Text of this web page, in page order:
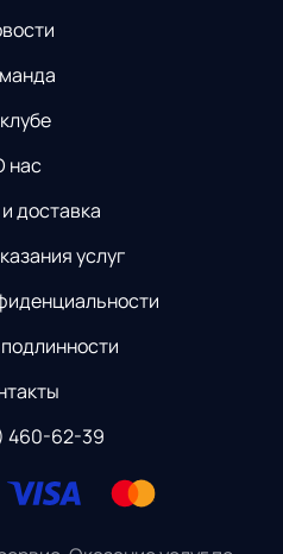
нас
доставка
услуг
460-62-39